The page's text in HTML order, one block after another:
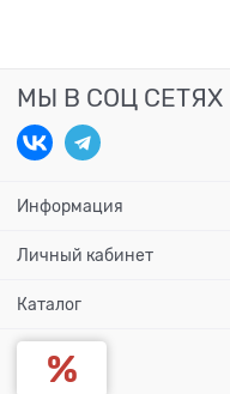
МЫ В СОЦ СЕТЯХ
Информация
Личный кабинет
Каталог